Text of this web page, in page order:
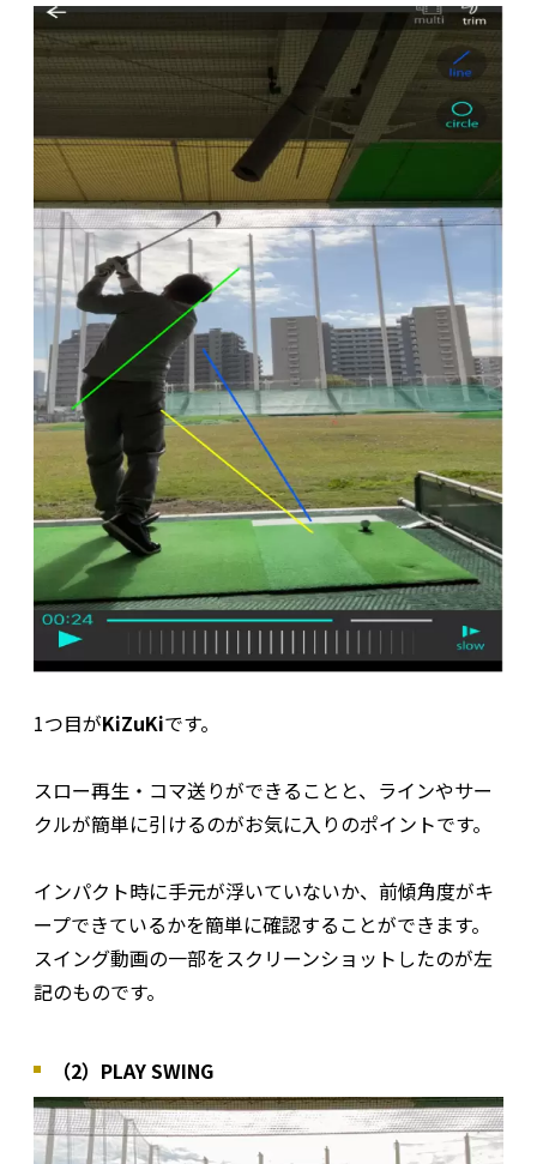
1つ目がKiZuKiです。
スロー再生・コマ送りができることと、ラインやサー
クルが簡単に引けるのがお気に入りのポイントです。
インパクト時に手元が浮いていないか、前傾角度がキ
ープできているかを簡単に確認することができます。
スイング動画の一部をスクリーンショットしたのが左
記のものです。
（2）PLAY SWING